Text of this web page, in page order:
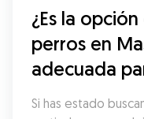
¿Es la
perros en
adecuada
Si has estado